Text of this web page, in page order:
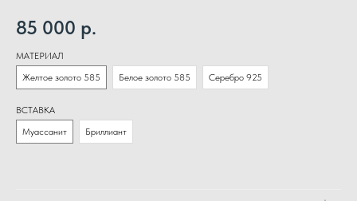
85 000 р.
МАТЕРИАЛ
Желтое золото 585
Белое золото 585 Серебро 925
ВСТАВКА
Муассанит
Бриллиант